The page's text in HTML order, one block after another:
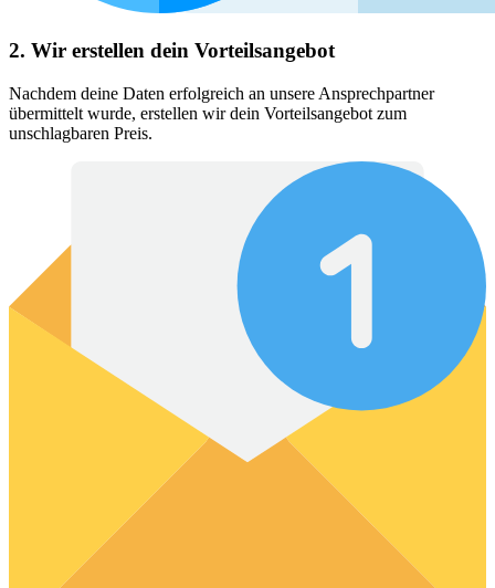
2. Wir erstellen dein Vorteilsangebot
Nachdem deine Daten erfolgreich an unsere Ansprechpartner
übermittelt wurde, erstellen wir dein Vorteilsangebot zum
unschlagbaren Preis.